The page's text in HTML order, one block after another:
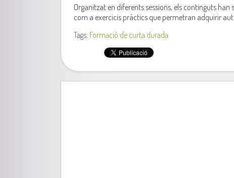
Organitzat en diferents sessions, els continguts
com a exercicis pràctics que permetran adquirir
Tags: Formació de curta durada